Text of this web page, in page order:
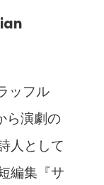
ッフル
ら演劇の
人として
編集『サ